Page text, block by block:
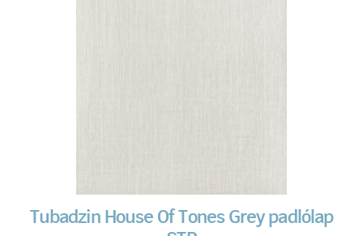
Tubadzin House Of Tones Grey padlólap